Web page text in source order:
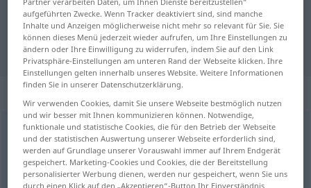
"minderwertig" Spanisch
Übersetzung
„minderwertig“: Adjektiv
minderwertigadj
Übersicht aller Übersetzungen
(Für mehr Details die Übersetzung anklicken/antippen)
aufgeführten Zwecke. Wenn Tracker deaktiviert sind, sind manche
Inhalte und Anzeigen möglicherweise nicht mehr so relevant für Sie. Sie
können dieses Menü jederzeit wieder aufrufen, um Ihre Einstellungen zu
ändern oder Ihre Einwilligung zu widerrufen, indem Sie auf den Link
Privatsphäre-Einstellungen am unteren Rand der Webseite klicken. Ihre
Einstellungen gelten innerhalb unseres Website. Weitere Informationen
finden Sie in unserer Datenschutzerklärung.
Wir verwenden Cookies, damit Sie unsere Webseite bestmöglich nutzen
und wir besser mit Ihnen kommunizieren können. Notwendige,
funktionale und statistische Cookies, die für den Betrieb der Webseite
und der statistischen Auswertung unserer Webseite erforderlich sind,
werden auf Grundlage unserer Vorauswahl immer auf Ihrem Endgerät
gespeichert. Marketing-Cookies und Cookies, die der Bereitstellung
personalisierter Werbung dienen, werden nur gespeichert, wenn Sie uns
durch einen Klick auf den „Akzeptieren“-Button Ihr Einverständnis